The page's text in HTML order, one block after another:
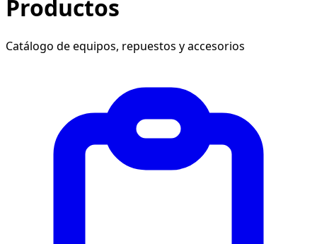
Productos
Catálogo de equipos, repuestos y accesorios